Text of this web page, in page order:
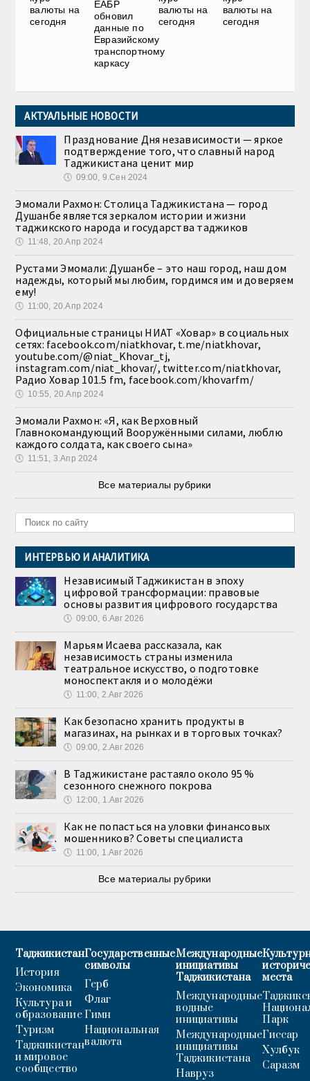
валюты на
сегодня
ЕАБР
обновил
данные по
Евразийскому
транспортному
каркасу
валюты на
сегодня
валюты на
сегодня
АКТУАЛЬНЫЕ НОВОСТИ
Празднование Дня независимости — яркое
подтверждение того, что славный народ
Таджикистана ценит мир
🕔 09:00, 9.Сен 2024
Эмомали Рахмон: Столица Таджикистана — город
Душанбе является зеркалом истории и жизни
таджикского народа и государства таджиков
🕔 11:48, 20.Апр 2024
Рустами Эмомали: Душанбе – это наш город, наш дом
надежды, который мы любим, гордимся им и доверяем
ему!
🕔 11:00, 20.Апр 2024
Официальные страницы НИАТ «Ховар» в социальных
сетях: facebook.com/niatkhovar, t.me/niatkhovar,
youtube.com/@niat_Khovar_tj,
instagram.com/niat_khovar/, twitter.com/niatkhovar,
Радио Ховар 101.5 fm, facebook.com/khovarfm/
🕔 10:55, 20.Апр 2024
Эмомали Рахмон: «Я, как Верховный
Главнокомандующий Вооружёнными силами, люблю
каждого солдата, как своего сына»
🕔 11:51, 3.Апр 2024
Все материалы рубрики
ИНТЕРВЬЮ И АНАЛИТИКА
Независимый Таджикистан в эпоху
цифровой трансформации: правовые
основы развития цифрового государства
🕔 09:00, 6.Авг 2026
Марьям Исаева рассказала, как
независимость страны изменила
театральное искусство, о подготовке
моноспектакля и о молодёжи
🕔 11:00, 2.Авг 2026
Как безопасно хранить продукты в
магазинах, на рынках и в торговых точках?
🕔 09:00, 2.Авг 2026
В Таджикистане растаяло около 95 %
сезонного снежного покрова
🕔 12:00, 1.Авг 2026
Как не попасться на уловки финансовых
мошенников? Советы специалиста
🕔 11:00, 1.Авг 2026
Все материалы рубрики
Таджикистан
История
Экономика
Культура и
образование
Туризм
Таджикистан
и мировое
сообщество
Государственные
символы
Герб
Флаг
Гимн
Национальная
валюта
Международные
инициативы
Таджикистана
Международные
водные
инициативы
Международные
инициативы
Таджикистана
Навруз
места
Парк
Гиссар
Хулбук
Саразм